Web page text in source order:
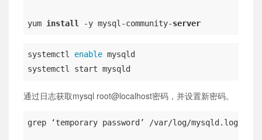
yum install -y mysql-community-server
systemctl enable mysqld
通过日志获取mysql root@localhost密码，并设置新密码。
grep ‘temporary password’ /var/log/mysqld.log